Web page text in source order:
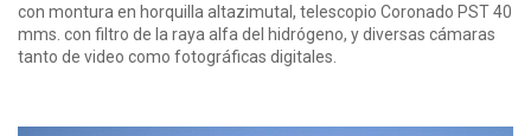
con montura en horquilla altazimutal, telescopio Coronado PST 40
mms. con filtro de la raya alfa del hidrógeno, y diversas cámaras
tanto de video como fotográficas digitales.